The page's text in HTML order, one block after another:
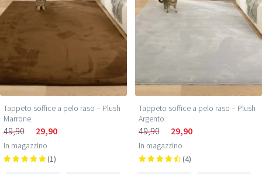
Tappeto soffice a pelo raso – Plush
Marrone
49,90 29,90
In magazzino
(1)
Tappeto soffice a pelo raso – Plush
Argento
49,90 29,90
In magazzino
(4)
Oltre 350.000 persone ti hanno già preceduto